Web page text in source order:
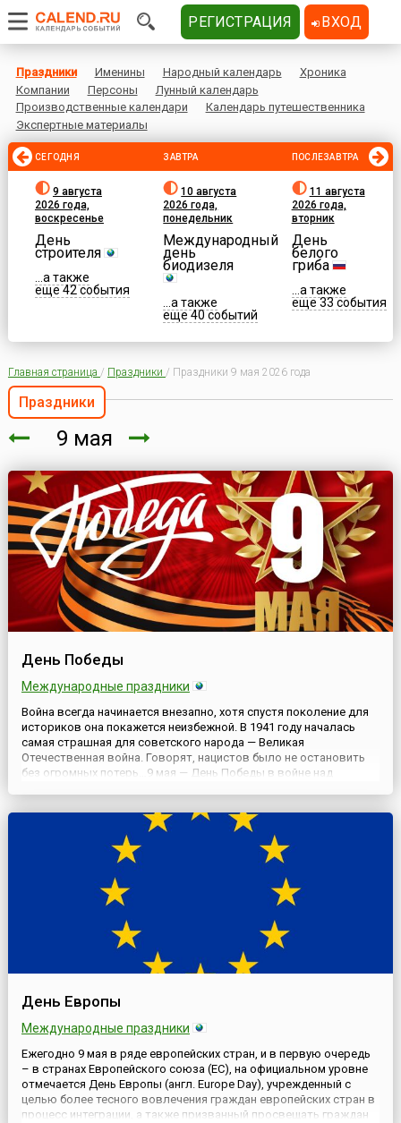
Праздники Именины Народный календарь
Хроника
Компании
Персоны
Лунный календарь
Производственные календари
Календарь путешественника
Экспертные материалы
СЕГОДНЯ
9 августа
2026 года,
воскресенье
День
строителя
...а также
еще 42 события
ЗАВТРА
10 августа
2026 года,
понедельник
Международный
день
биодизеля
...а также
еще 40 событий
ПОСЛЕЗАВТРА
11 августа
2026 года,
вторник
День
белого
гриба
...а также
еще 33 события
Главная страница / Праздники / Праздники 9 мая 2026 года
Праздники
9 мая
День Победы
Международные праздники
Война всегда начинается внезапно, хотя спустя поколение для
историков она покажется неизбежной. В 1941 году началась
самая страшная для советского народа — Великая
Отечественная война. Говорят, нацистов было не остановить
без огромных потерь…9 мая — День Победы в войне над
День Европы
Международные праздники
Ежегодно 9 мая в ряде европейских стран, и в первую очередь
– в странах Европейского союза (ЕС), на официальном уровне
отмечается День Европы (англ. Europe Day), учрежденный с
целью более тесного вовлечения граждан европейских стран в
процесс интеграции, а также призванный просвещать граждан
РЕГИСТРАЦИЯ ВХОД